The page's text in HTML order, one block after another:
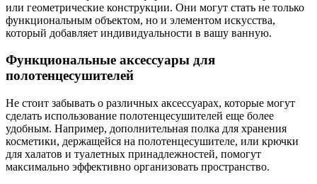
или геометрические конструкции. Они могут стать не только
функциональным объектом, но и элементом искусства,
который добавляет индивидуальности в вашу ванную.
Функциональные аксессуары для
полотенцесушителей
Не стоит забывать о различных аксессуарах, которые могут
сделать использование полотенцесушителей еще более
удобным. Например, дополнительная полка для хранения
косметики, держащейся на полотенцесушителе, или крючки
для халатов и туалетных принадлежностей, помогут
максимально эффективно организовать пространство.